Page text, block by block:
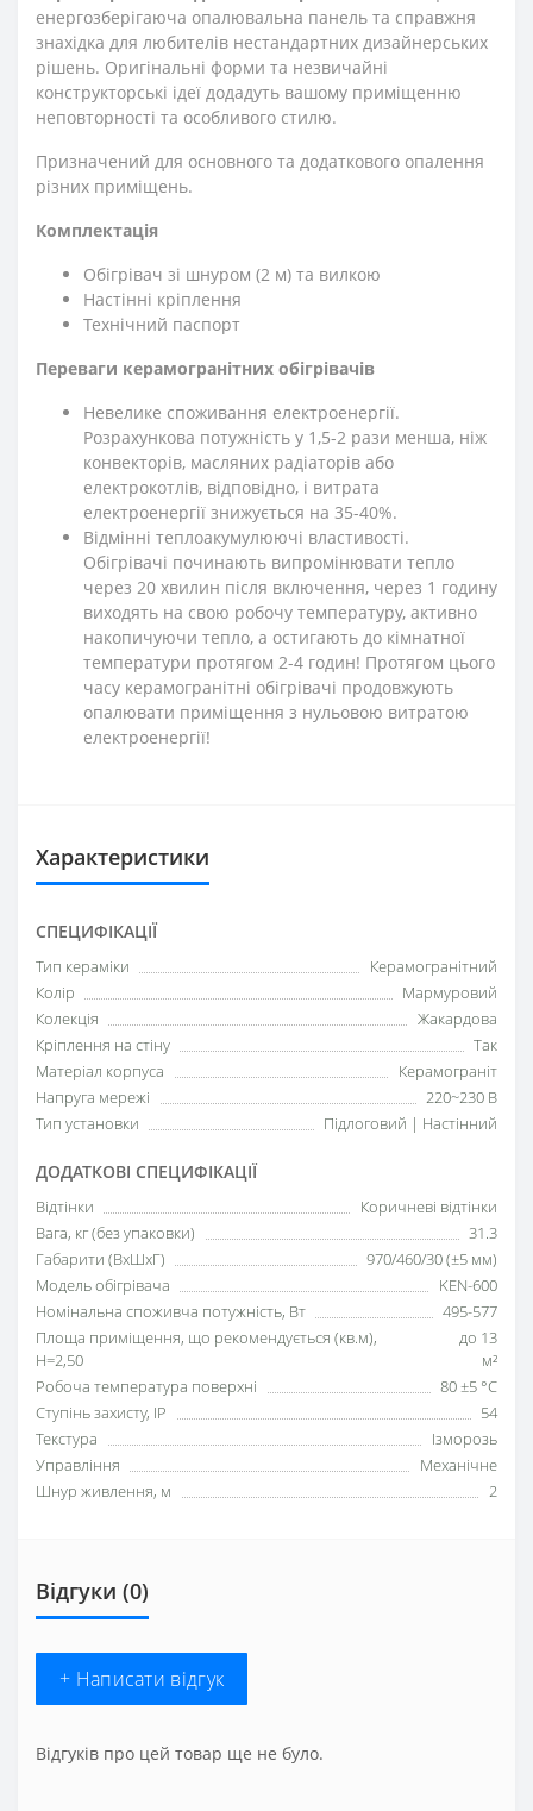
енергозберігаюча опалювальна панель та справжня
знахідка для любителів нестандартних дизайнерських
рішень. Оригінальні форми та незвичайні
конструкторські ідеї додадуть вашому приміщенню
неповторності та особливого стилю.
Призначений для основного та додаткового опалення
різних приміщень.
Комплектація
Обігрівач зі шнуром (2 м) та вилкою
Настінні кріплення
Технічний паспорт
Переваги керамогранітних обігрівачів
Невелике споживання електроенергії.
Розрахункова потужність у 1,5-2 рази менша, ніж
конвекторів, масляних радіаторів або
електрокотлів, відповідно, і витрата
електроенергії знижується на 35-40%.
Відмінні теплоакумулюючі властивості.
Обігрівачі починають випромінювати тепло
через 20 хвилин після включення, через 1 годину
виходять на свою робочу температуру, активно
накопичуючи тепло, а остигають до кімнатної
температури протягом 2-4 годин! Протягом цього
часу керамогранітні обігрівачі продовжують
опалювати приміщення з нульовою витратою
електроенергії!
Характеристики
СПЕЦИФІКАЦІЇ
Тип кераміки
Керамогранітний
Колір
Мармуровий
Колекція
Жакардова
Кріплення на стіну
Так
Матеріал корпуса
Керамограніт
Напруга мережі
220~230 В
Тип установки
Підлоговий | Настінний
ДОДАТКОВІ СПЕЦИФІКАЦІЇ
Відтінки
Коричневі відтінки
Вага, кг (без упаковки)
31.3
Габарити (ВхШхГ)
970/460/30 (±5 мм)
Модель обігрівача
KEN-600
Номінальна споживча потужність, Вт
495-577
Площа приміщення, що рекомендується (кв.м),
H=2,50
до 13
м²
Робоча температура поверхні
80 ±5 °С
Ступінь захисту, IP
54
Текстура
Ізморозь
Управління
Механічне
Шнур живлення, м
2
Відгуки (0)
+ Написати відгук
Відгуків про цей товар ще не було.